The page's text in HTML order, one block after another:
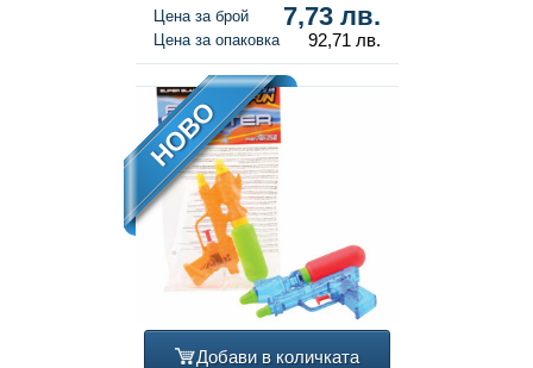
Dumplings ГОЛЕМИ Разм.
8.5 x 8.5 x 4.8 см - В
ДИСПЛЕЙ (12 бр.)
Цена за брой 7,73 лв.
Цена за опаковка 92,71 лв.
НОВО
Добави в количката